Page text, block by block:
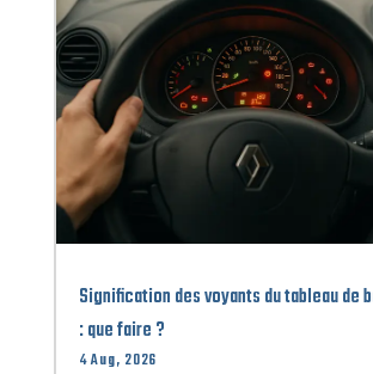
Signification des voyants du tableau de
: que faire ?
4 Aug, 2026